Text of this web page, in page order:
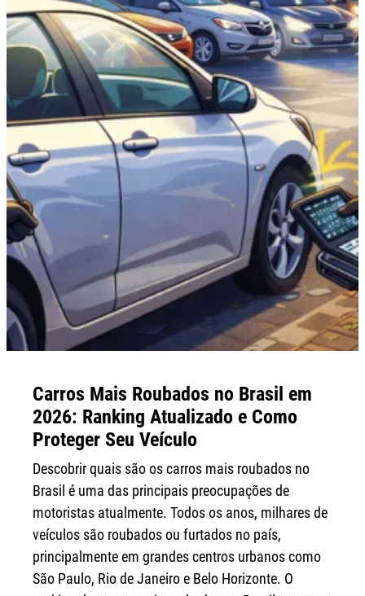
Carros Mais Roubados no Brasil em
2026: Ranking Atualizado e Como
Proteger Seu Veículo
Descobrir quais são os carros mais roubados no
Brasil é uma das principais preocupações de
motoristas atualmente. Todos os anos, milhares de
veículos são roubados ou furtados no país,
principalmente em grandes centros urbanos como
São Paulo, Rio de Janeiro e Belo Horizonte. O